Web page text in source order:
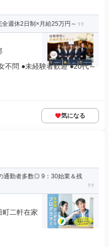
週休2日制×月給25万円～
不問 ●未経験者歓迎 ●20代～
気になる
通勤者多数◎ 9：30始業＆残
町二軒在家